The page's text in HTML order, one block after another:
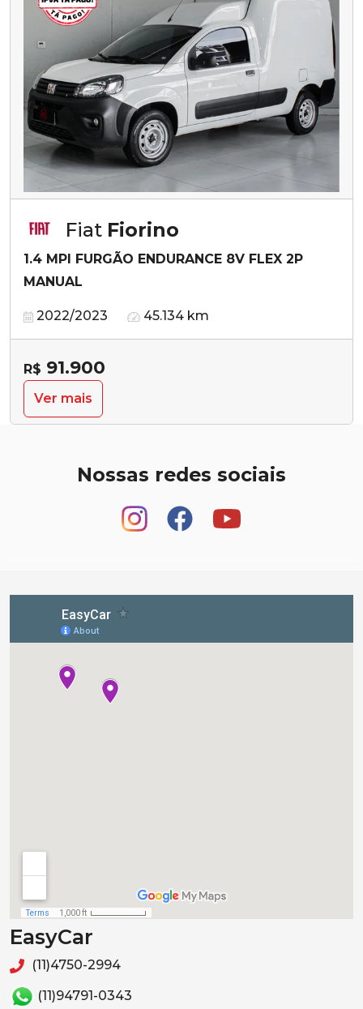
Fiat Fiorino
1.4 MPI FURGÃO ENDURANCE 8V FLEX 2P
MANUAL
2022/2023 45.134 km
R$ 91.900
Ver mais
Nossas redes sociais
EasyCar
(11)4750-2994
(11)94791-0343